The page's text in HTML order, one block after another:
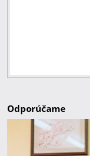
Odporúčame